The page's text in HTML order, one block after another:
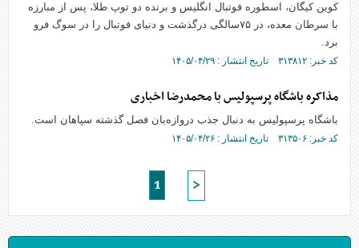
کوین کیگان، اسطوره فوتبال انگلیس و برنده دو توپ طلا، پس از مبارزه
با سرطان معده، در ۷۵سالگی درگذشت و دنیای فوتبال را در سوگ فرو
برد.
کد خبر: ۳۱۳۸۱۲ تاریخ انتشار : ۱۴۰۵/۰۴/۲۹
مذاکره باشگاه پرسپولیس با محمدرضا اخباری
باشگاه پرسپولیس به دنبال جذب دروازه‌بان فصل گذشته سپاهان است.
کد خبر: ۳۱۳۵۰۶ تاریخ انتشار : ۱۴۰۵/۰۴/۲۶
1 >